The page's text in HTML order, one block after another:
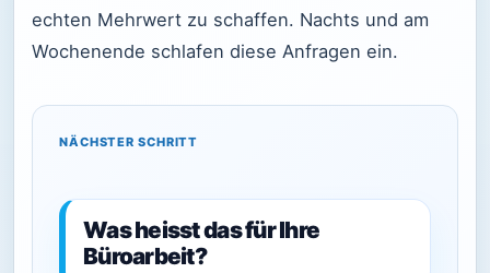
echten Mehrwert zu schaffen. Nachts und am
Wochenende schlafen diese Anfragen ein.
NÄCHSTER SCHRITT
Was heisst das für Ihre
Büroarbeit?